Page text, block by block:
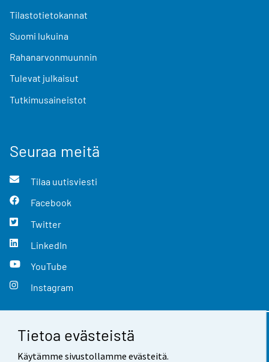
Tietoa evästeistä
Käytämme sivustollamme evästeitä.
Tilastotietokannat
Suomi lukuina
Rahanarvonmuunnin
Tulevat julkaisut
Tutkimusaineistot
Seuraa meitä
Tilaa uutisviesti
Facebook
Twitter
LinkedIn
YouTube
Instagram
Yhteystiedot